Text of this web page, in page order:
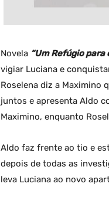
Novela “Um Refúgio para
vigiar Luciana e
Roselena diz a Maximino
juntos e apresenta Aldo
Maximino, enquanto
Aldo faz frente ao tio e
depois de todas as
leva Luciana ao novo